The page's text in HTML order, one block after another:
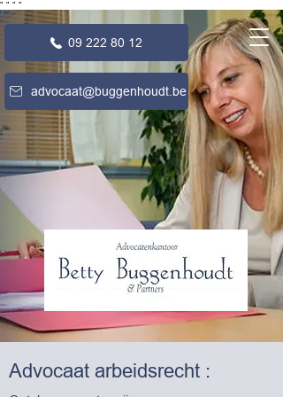
" " " "
09 222 80 12
advocaat@buggenhoudt.be
Advocaat arbeidsrecht :